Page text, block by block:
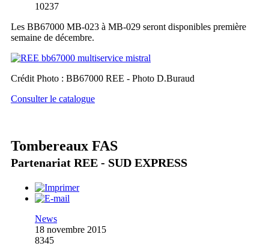
10237
Les BB67000 MB-023 à MB-029 seront disponibles première
semaine de décembre.
Crédit Photo : BB67000 REE - Photo D.Buraud
Consulter le catalogue
Tombereaux FAS
Partenariat REE - SUD EXPRESS
News
18 novembre 2015
8345